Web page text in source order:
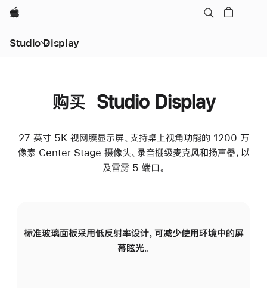
Apple
Studio Display
购买 Studio Display
27 英寸 5K 视网膜显示屏、支持桌上视角功能的 1200 万
像素 Center Stage 摄像头、录音棚级麦克风和扬声器，以
及雷雳 5 端口。
标准玻璃面板采用低反射率设计，可减少使用环境中的屏
幕眩光。